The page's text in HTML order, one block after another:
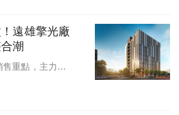
道一號、9分鐘
八號，加上北
道聯絡道工程，
地區
遠雄擎光廠
潮
重點，主力在
層包棟的稀缺